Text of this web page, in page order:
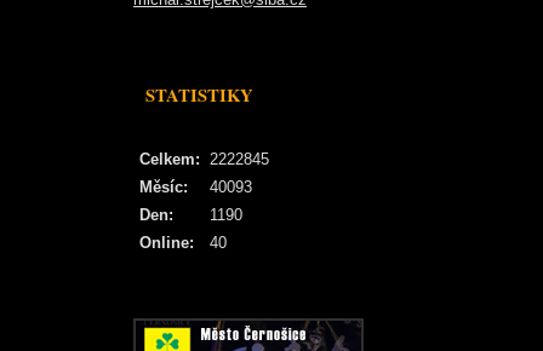
STATISTIKY
Online: 40
Celkem: 2222845
Měsíc:
40093
Den:
1190